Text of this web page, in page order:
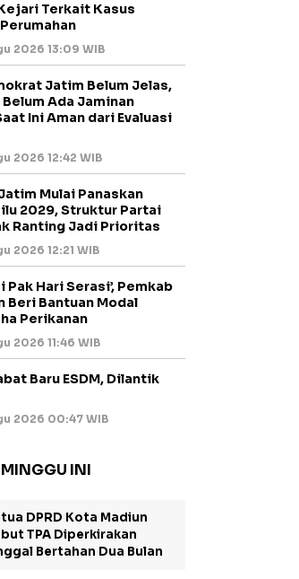
Terkait Kasus
2026 13:09 WIB
Jatim Belum Jelas,
Ada Jaminan
Ini Aman dari Evaluasi
2026 12:42 WIB
Mulai Panaskan
2029, Struktur Partai
Ranting Jadi Prioritas
2026 12:21 WIB
Pak Hari Serasi’, Pemkab
Beri Bantuan Modal
Perikanan
2026 11:46 WIB
Baru ESDM, Dilantik
2026 00:47 WIB
INI
DPRD Kota Madiun
TPA Diperkirakan
Bertahan Dua Bulan